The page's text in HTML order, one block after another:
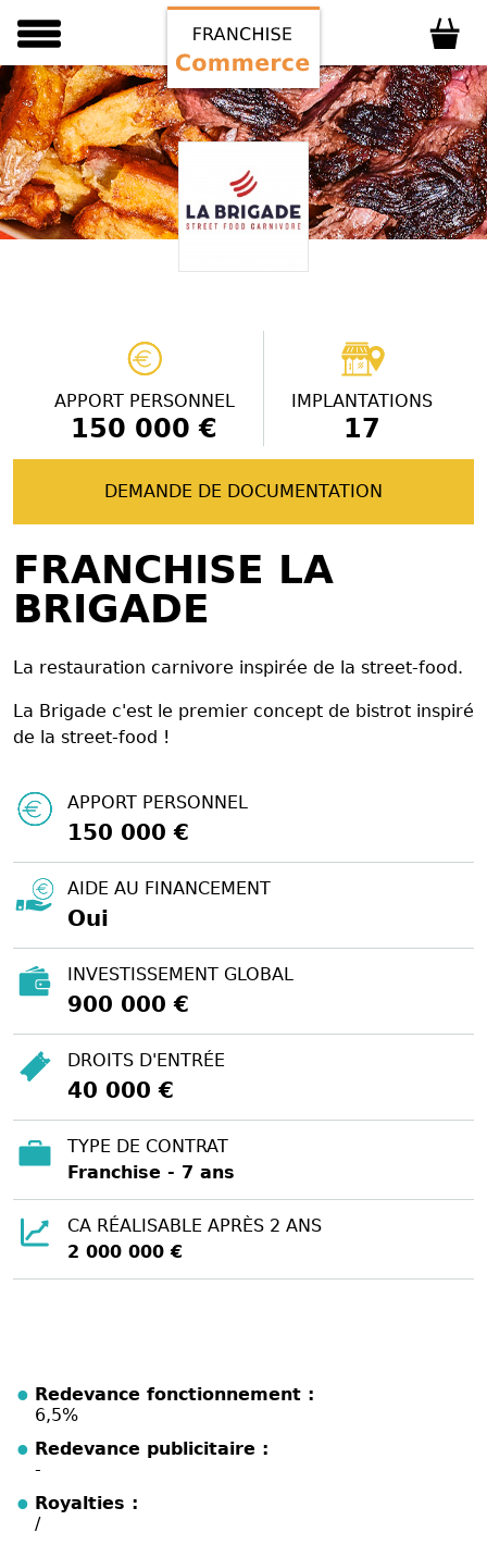
APPORT PERSONNEL
150 000 €
IMPLANTATIONS
17
DEMANDE DE DOCUMENTATION
FRANCHISE LA
BRIGADE
La restauration carnivore inspirée de la street-food.
La Brigade c'est le premier concept de bistrot inspiré
de la street-food !
APPORT PERSONNEL
150 000 €
AIDE AU FINANCEMENT
Oui
INVESTISSEMENT GLOBAL
900 000 €
DROITS D'ENTRÉE
40 000 €
TYPE DE CONTRAT
Franchise - 7 ans
CA RÉALISABLE APRÈS 2 ANS
2 000 000 €
Redevance fonctionnement :
6,5%
Redevance publicitaire :
-
Royalties :
/